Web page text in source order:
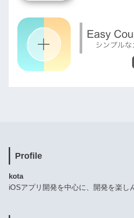
Profile
kota
iOSアプリ開発を中心に、開発を楽し